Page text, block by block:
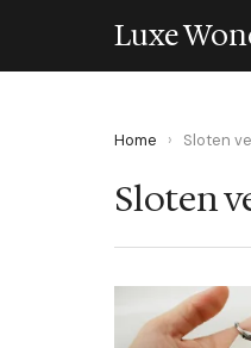
Luxe
Home › Sloten
Sloten